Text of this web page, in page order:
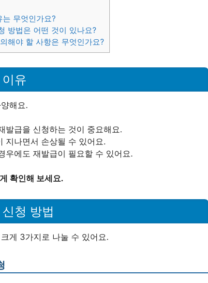
는 무엇인가요?
방법은 어떤 것이 있나요?
해야 할 사항은 무엇인가요?
유
해요.
발급을 신청하는 것이 중요해요.
지나면서 손상될 수 있어요.
우에도 재발급이 필요할 수 있어요.
확인해 보세요.
청 방법
게 3가지로 나눌 수 있어요.